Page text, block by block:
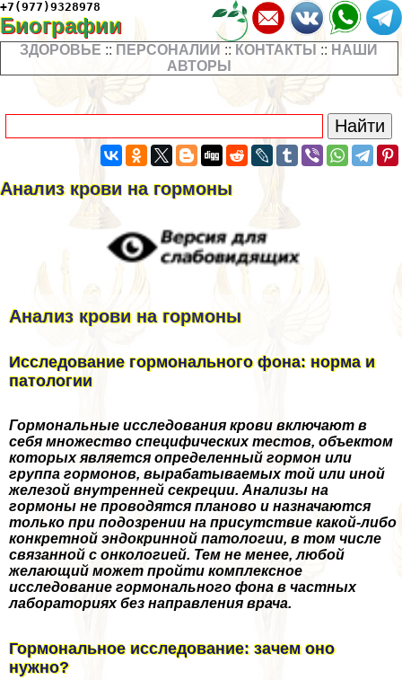
+7(977)9328978
Биографии
ЗДОРОВЬЕ :: ПЕРСОНАЛИИ :: КОНТАКТЫ :: НАШИ
АВТОРЫ
Анализ крови на гормоны
Анализ крови на гормоны
Исследование гормонального фона: норма и
патологии
Гормональные исследования крови включают в
себя множество специфических тестов, объектом
которых является определенный гормон или
группа гормонов, выpaбатываемых той или иной
железой внутренней секреции. Анализы на
гормоны не проводятся планово и назначаются
только при подозрении на присутствие какой-либо
конкретной эндокринной патологии, в том числе
связанной с oнкoлoгией. Тем не менее, любой
желающий может пройти комплексное
исследование гормонального фона в частных
лабораториях без направления врача.
Гормональное исследование: зачем оно
нужно?